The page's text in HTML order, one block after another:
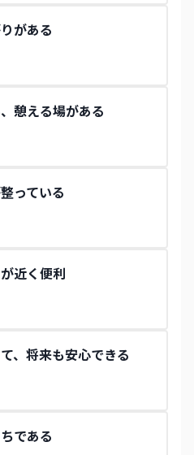
がある
憩える場がある
っている
近く便利
、将来も安心できる
である